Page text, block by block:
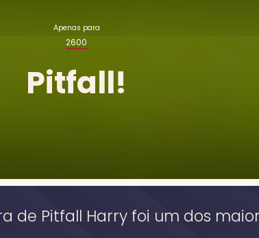
Apenas para
Pitfall!
de Pitfall Harry foi um dos